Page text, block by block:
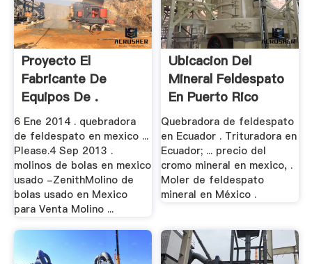
Proyecto El
Fabricante De
Equipos De .
6 Ene 2014 . quebradora
de feldespato en mexico ...
Please.4 Sep 2013 .
molinos de bolas en mexico
usado -ZenithMolino de
bolas usado en Mexico
para Venta Molino ...
Ubicacion Del
Mineral Feldespato
En Puerto Rico
Quebradora de feldespato
en Ecuador . Trituradora en
Ecuador; ... precio del
cromo mineral en mexico, .
Moler de feldespato
mineral en México .